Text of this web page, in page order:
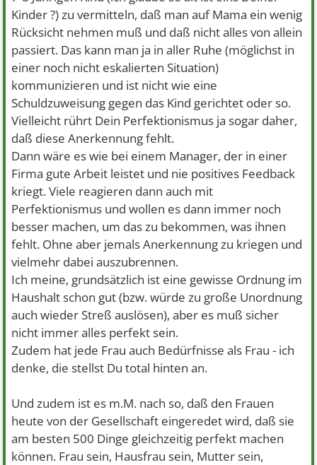
Kinder ?) zu vermitteln, daß man auf Mama ein wenig
Rücksicht nehmen muß und daß nicht alles von allein
passiert. Das kann man ja in aller Ruhe (möglichst in
einer noch nicht eskalierten Situation)
kommunizieren und ist nicht wie eine
Schuldzuweisung gegen das Kind gerichtet oder so.
Vielleicht rührt Dein Perfektionismus ja sogar daher,
daß diese Anerkennung fehlt.
Dann wäre es wie bei einem Manager, der in einer
Firma gute Arbeit leistet und nie positives Feedback
kriegt. Viele reagieren dann auch mit
Perfektionismus und wollen es dann immer noch
besser machen, um das zu bekommen, was ihnen
fehlt. Ohne aber jemals Anerkennung zu kriegen und
vielmehr dabei auszubrennen.
Ich meine, grundsätzlich ist eine gewisse Ordnung im
Haushalt schon gut (bzw. würde zu große Unordnung
auch wieder Streß auslösen), aber es muß sicher
nicht immer alles perfekt sein.
Zudem hat jede Frau auch Bedürfnisse als Frau - ich
denke, die stellst Du total hinten an.
Und zudem ist es m.M. nach so, daß den Frauen
heute von der Gesellschaft eingeredet wird, daß sie
am besten 500 Dinge gleichzeitig perfekt machen
können. Frau sein, Hausfrau sein, Mutter sein,